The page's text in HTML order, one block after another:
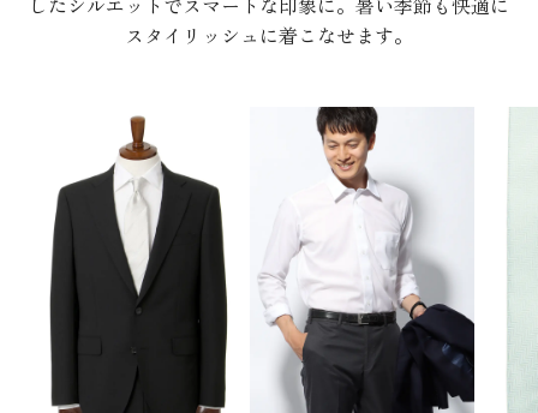
スタイリッシュに着こなせます。